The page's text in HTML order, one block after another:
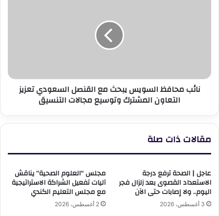
التعاون
المشترك
نائب محافظ السويس يبحث مع القنصل السعودي تعزيز
التعاون المشترك وتوسيع مجالات التنسيق
مقالات ذات صلة
عاجل | الصحة ترفع درجة
الاستعداد القصوى بعد زلزال فجر
اليوم.. ولا إصابات حتى الآن
3 أغسطس، 2026
مجلس “العلوم الصحية” يناقش
آليات تفعيل الشراكة الاستراتيجية
مع مجلس التعليم الكندي
2 أغسطس، 2026